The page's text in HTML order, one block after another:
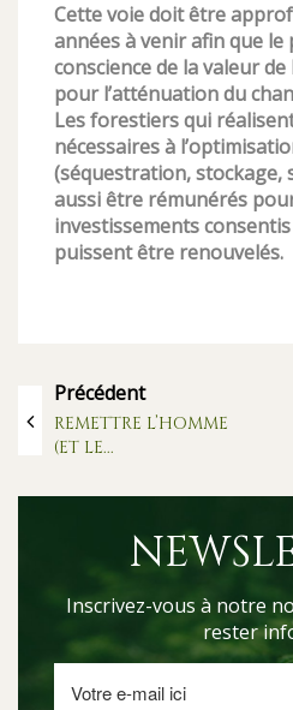
Cette voie doit être
années à venir afin que
conscience de la valeur
pour l’atténuation du
Les forestiers qui
nécessaires à
(séquestration,
aussi être rémunérés
investissements
puissent être renouvelés.
Précédent
REMETTRE L’HOMME
(ET LE...
Inscrivez-vous à notre
rester